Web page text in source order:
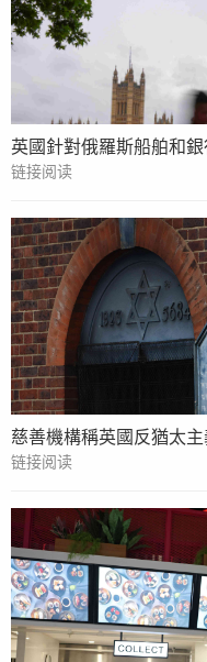
英國針對俄羅斯船舶和
链接阅读
慈善機構稱英國反猶太
链接阅读